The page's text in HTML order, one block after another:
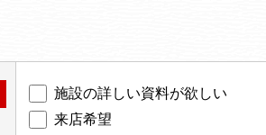
施設の詳しい資料が欲しい
来店希望